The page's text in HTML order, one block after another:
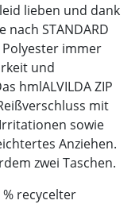
lieben und dank
STANDARD
Polyester immer
und
hmlALVILDA ZIP
mit
sowie
Anziehen.
zwei Taschen.
% recycelter